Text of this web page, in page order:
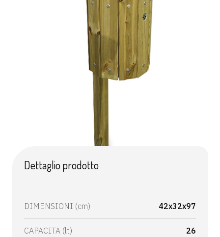
Dettaglio prodotto
DIMENSIONI (cm) 42x32x97
CAPACITA (lt) 26